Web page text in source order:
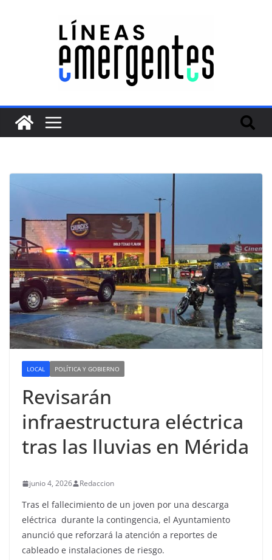
LOCAL POLÍTICA Y GOBIERNO
Revisarán
infraestructura eléctrica
tras las lluvias en Mérida
junio 4, 2026 Redaccion
Tras el fallecimiento de un joven por una descarga
eléctrica durante la contingencia, el Ayuntamiento
anunció que reforzará la atención a reportes de
cableado e instalaciones de riesgo.